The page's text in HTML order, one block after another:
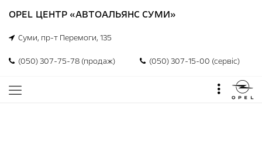
OPEL ЦЕНТР «АВТОАЛЬЯНС СУМИ»
Суми, пр-т Перемоги, 135
(050) 307-75-78 (продаж) (050) 307-15-00 (сервіс)